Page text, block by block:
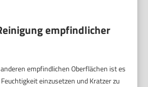
empfindlicher
empfindlichen Oberflächen ist es
einzusetzen und Kratzer zu